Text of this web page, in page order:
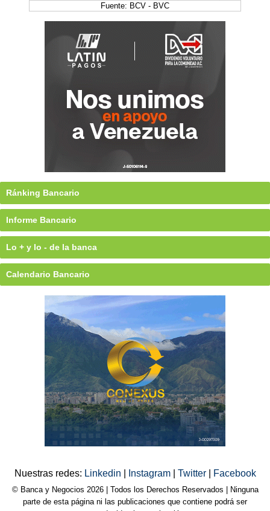
Fuente: BCV - BVC
Ránking Bancario
Informe Bancario
Lo + y lo - de la banca
Calendario Bancario
Nuestras redes: Linkedin Instagram Twitter Facebook
© Banca y Negocios 2026 | Todos los Derechos Reservados | Ninguna
parte de esta página ni las publicaciones que contiene podrá ser